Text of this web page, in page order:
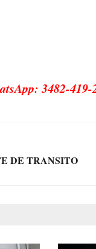
3482-419-
DE TRANSITO